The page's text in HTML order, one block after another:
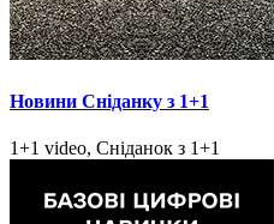
Новини Сніданку з 1+1
1+1 video, Сніданок з 1+1